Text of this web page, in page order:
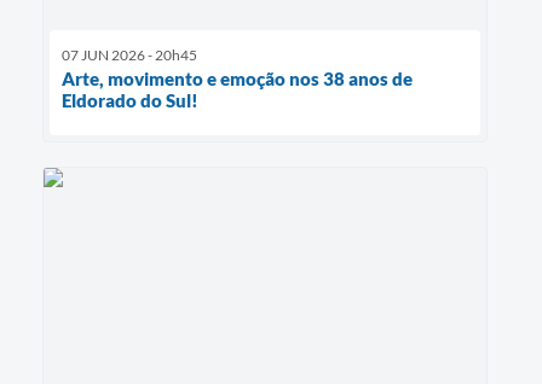
07 JUN 2026 - 20h45
Arte, movimento e emoção nos 38 anos de
Eldorado do Sul!